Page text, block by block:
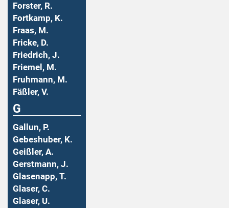
Forster, R.
Fortkamp, K.
Fraas, M.
Fricke, D.
Friedrich, J.
Friemel, M.
Fruhmann, M.
Fäßler, V.
G
Gallun, P.
Gebeshuber, K.
Geißler, A.
Gerstmann, J.
Glasenapp, T.
Glaser, C.
Glaser, U.